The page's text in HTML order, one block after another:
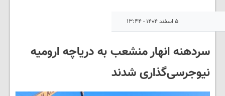
۵ اسفند ۱۴۰۴ - ۱۳:۴۴
سردهنه‌ انهار منشعب به دریاچه ارومیه
نیوجرسی‌گذاری شدند